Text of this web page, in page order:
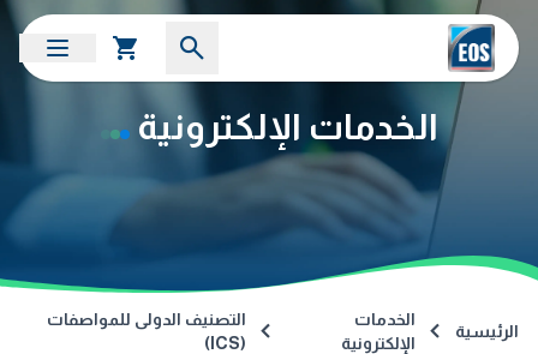
الخدمات الإلكترونية
الرئيسية
الخدمات
الإلكترونية
التصنيف الدولى للمواصفات
(ICS)